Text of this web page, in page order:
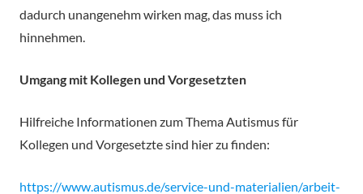
dadurch unangenehm wirken mag, das muss ich
hinnehmen.
Umgang mit Kollegen und Vorgesetzten
Hilfreiche Informationen zum Thema Autismus für
Kollegen und Vorgesetzte sind hier zu finden:
https://www.autismus.de/service-und-materialien/arbeit-